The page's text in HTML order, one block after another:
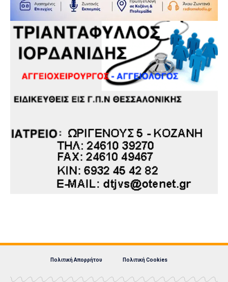
Πολιτική Απορρήτου Πολιτική Cookies